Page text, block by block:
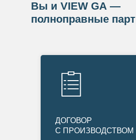
Вы и VIEW GA —
полноправные
ДОГОВОР
С ПРОИЗВОДСТВОМ